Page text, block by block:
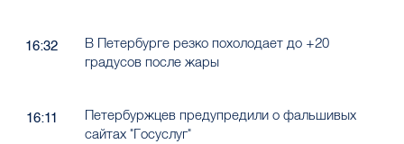
16:32
В Петербурге резко похолодает до +20
градусов после жары
16:11
Петербуржцев предупредили о фальшивых
сайтах "Госуслуг"